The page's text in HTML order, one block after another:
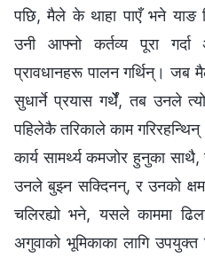
पछि, मैले के थाहा पाएँ भने याङ
उनी आफ्नो कर्तव्य पूरा
प्रावधानहरू पालन गर्थिन्। जब
सुधार्ने प्रयास गर्थेँ, तब उनले
पहिलेकै तरिकाले काम
कार्य सामर्थ्य कमजोर हुनुका साथै,
उनले बुझ्न सक्दिनन्, र उनको
चलिरह्यो भने, यसले काममा
अगुवाको भूमिकाका लागि